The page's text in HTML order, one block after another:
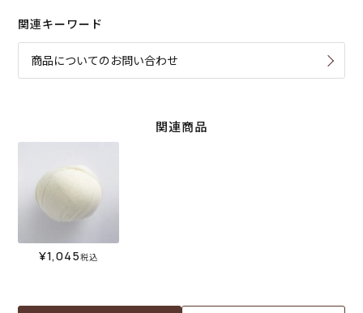
関連キーワード
商品についてのお問い合わせ
関連商品
¥1,045税込